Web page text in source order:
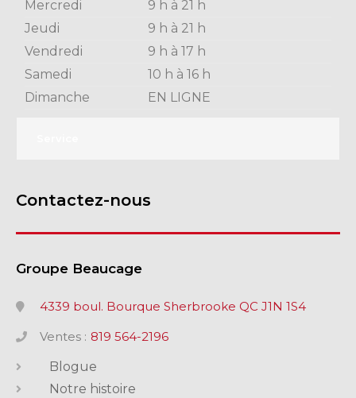
Mercredi
9 h à 21 h
Jeudi
9 h à 21 h
Vendredi
9 h à 17 h
Samedi
10 h à 16 h
Dimanche
EN LIGNE
Contactez-nous
Groupe Beaucage
4339 boul. Bourque Sherbrooke QC J1N 1S4
Ventes : 819 564-2196
Blogue
Notre histoire